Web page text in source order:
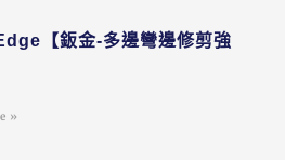
【鈑金-多邊彎邊修剪強
»